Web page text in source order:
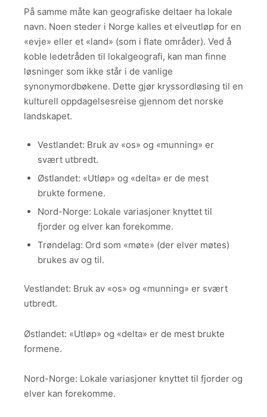
På samme måte kan geografiske deltaer ha lokale
navn. Noen steder i Norge kalles et elveutløp for en
«evje» eller et «land» (som i flate områder). Ved å
koble ledetråden til lokalgeografi, kan man finne
løsninger som ikke står i de vanlige
synonymordbøkene. Dette gjør kryssordløsing til en
kulturell oppdagelsesreise gjennom det norske
landskapet.
Vestlandet: Bruk av «os» og «munning» er
svært utbredt.
Østlandet: «Utløp» og «delta» er de mest
brukte formene.
Nord-Norge: Lokale variasjoner knyttet til
fjorder og elver kan forekomme.
Trøndelag: Ord som «møte» (der elver møtes)
brukes av og til.
Vestlandet: Bruk av «os» og «munning» er svært
utbredt.
Østlandet: «Utløp» og «delta» er de mest brukte
formene.
Nord-Norge: Lokale variasjoner knyttet til fjorder og
elver kan forekomme.